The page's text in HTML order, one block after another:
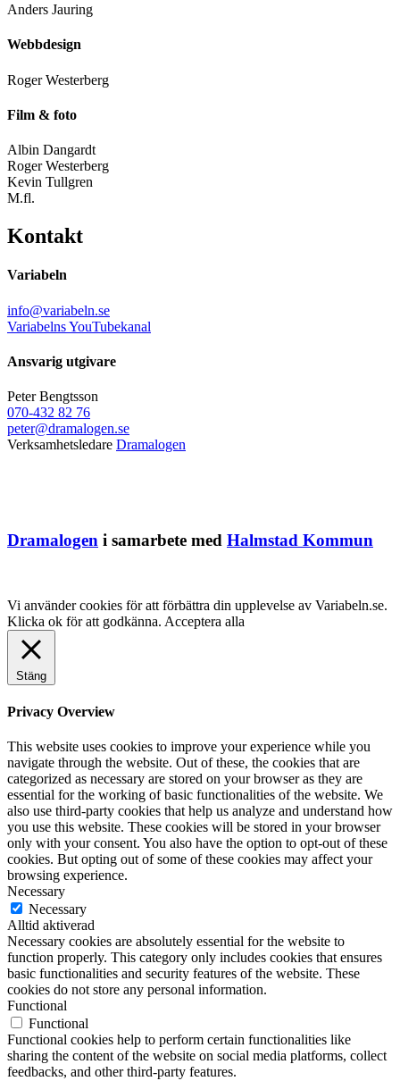
Anders Jauring
Webbdesign
Roger Westerberg
Film & foto
Albin Dangardt
Roger Westerberg
Kevin Tullgren
M.fl.
Kontakt
Variabeln
info@variabeln.se
Variabelns YouTubekanal
Ansvarig utgivare
Peter Bengtsson
070-432 82 76
peter@dramalogen.se
Verksamhetsledare Dramalogen
Dramalogen i samarbete med Halmstad Kommun
Vi använder cookies för att förbättra din upplevelse av Variabeln.se.
Klicka ok för att godkänna. Acceptera alla
Stäng
Privacy Overview
This website uses cookies to improve your experience while you
navigate through the website. Out of these, the cookies that are
categorized as necessary are stored on your browser as they are
essential for the working of basic functionalities of the website. We
also use third-party cookies that help us analyze and understand how
you use this website. These cookies will be stored in your browser
only with your consent. You also have the option to opt-out of these
cookies. But opting out of some of these cookies may affect your
browsing experience.
Necessary
Necessary
Alltid aktiverad
Necessary cookies are absolutely essential for the website to
function properly. This category only includes cookies that ensures
basic functionalities and security features of the website. These
cookies do not store any personal information.
Functional
Functional
Functional cookies help to perform certain functionalities like
sharing the content of the website on social media platforms, collect
feedbacks, and other third-party features.